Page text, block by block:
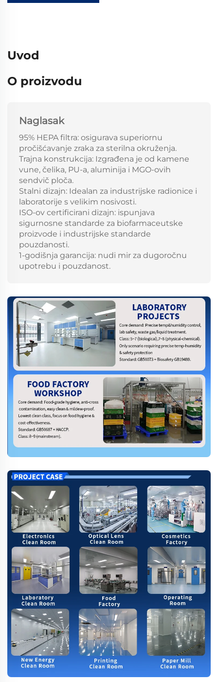
Uvod
O proizvodu
Naglasak
95% HEPA filtra: osigurava superiornu
pročišćavanje zraka za sterilna okruženja.
Trajna konstrukcija: Izgrađena je od kamene
vune, čelika, PU-a, aluminija i MGO-ovih
sendvič ploča.
Stalni dizajn: Idealan za industrijske radionice i
laboratorije s velikim nosivosti.
ISO-ov certificirani dizajn: ispunjava
sigurnosne standarde za biofarmaceutske
proizvode i industrijske standarde
pouzdanosti.
1-godišnja garancija: nudi mir za dugoročnu
upotrebu i pouzdanost.